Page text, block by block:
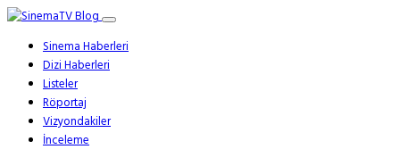
Sinema Haberleri
Dizi Haberleri
Listeler
Röportaj
Vizyondakiler
İnceleme